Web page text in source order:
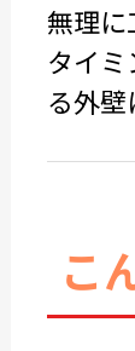
無理
タイ
る外壁
こ